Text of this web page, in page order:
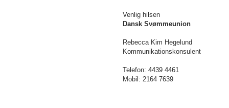
Venlig hilsen
Dansk Svømmeunion
Rebecca Kim Hegelund
Kommunikationskonsulent
Telefon: 4439 4461
Mobil: 2164 7639